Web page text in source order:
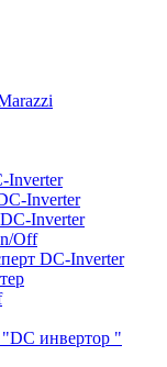
Inverter
Inverter
Off
DC-Inverter
инвертор "